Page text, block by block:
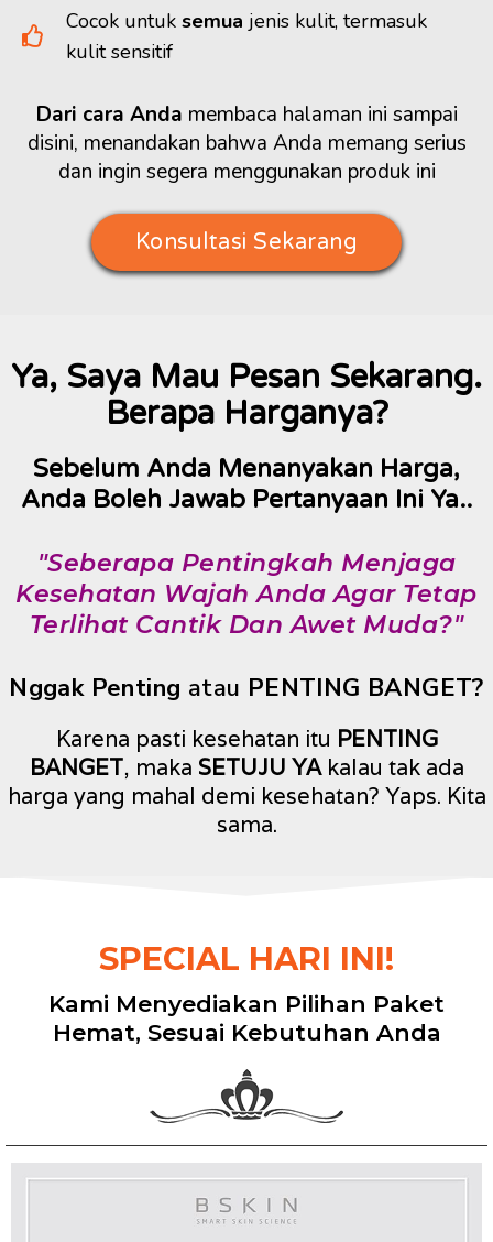
Cocok untuk semua jenis kulit, termasuk
kulit sensitif
Dari cara Anda membaca halaman ini sampai
disini, menandakan bahwa Anda memang serius
dan ingin segera menggunakan produk ini
Konsultasi Sekarang
Ya, Saya Mau Pesan Sekarang.
Berapa Harganya?
Sebelum Anda Menanyakan Harga,
Anda Boleh Jawab Pertanyaan Ini Ya..
"Seberapa Pentingkah Menjaga
Kesehatan Wajah Anda Agar Tetap
Terlihat Cantik Dan Awet Muda?"
Nggak Penting atau PENTING BANGET?
Karena pasti kesehatan itu PENTING
BANGET, maka SETUJU YAkalau tak ada
harga yang mahal demi kesehatan? Yaps. Kita
sama.
SPECIAL HARI INI!
Kami Menyediakan Pilihan Paket
Hemat, Sesuai Kebutuhan Anda